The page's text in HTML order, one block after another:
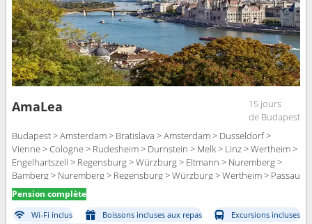
AmaLea
15 jours
de Budapest
Budapest > Amsterdam > Bratislava > Amsterdam > Dusseldorf >
Vienne > Cologne > Rudesheim > Durnstein > Melk > Linz > Wertheim >
Engelhartszell > Regensburg > Würzburg > Eltmann > Nuremberg >
Bamberg > Nuremberg > Regensburg > Würzburg > Wertheim > Passau
> Freudenberg > Melk > Rudesheim > Vienne > Lahnstein > Cologne >
Vienne > Budapest > Amsterdam > Budapest > Amsterdam
Pension complète
Wi-Fi inclus Boissons incluses aux repas
Excursions incluses